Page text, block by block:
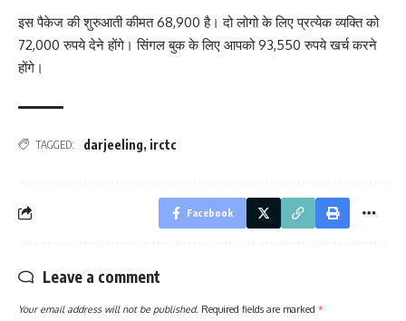
इस पैकेज की शुरुआती कीमत 68,900 है। दो लोगो के लिए प्रत्येक व्यक्ति को
72,000 रुपये देने होंगे। सिंगल बुक के लिए आपको 93,550 रुपये खर्च करने
होंगे।
TAGGED: darjeeling, irctc
Facebook
Leave a comment
Your email address will not be published. Required fields are marked *